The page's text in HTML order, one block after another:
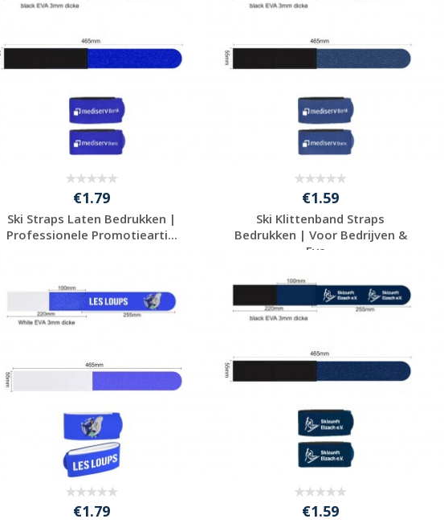
€1.79
Ski Straps Laten Bedrukken |
Professionele Promotiearti...
aanvragen
€1.59
Ski Klittenband Straps
Bedrukken | Voor Bedrijven &
Eve...
aanvragen
€1.79 €1.59